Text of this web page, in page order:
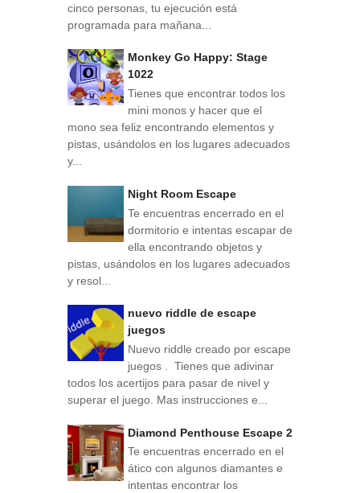
cinco personas, tu ejecución está
programada para mañana...
Monkey Go Happy: Stage
1022
Tienes que encontrar todos los
mini monos y hacer que el
mono sea feliz encontrando elementos y
pistas, usándolos en los lugares adecuados
y...
Night Room Escape
Te encuentras encerrado en el
dormitorio e intentas escapar de
ella encontrando objetos y
pistas, usándolos en los lugares adecuados
y resol...
nuevo riddle de escape
juegos
Nuevo riddle creado por escape
juegos . Tienes que adivinar
todos los acertijos para pasar de nivel y
superar el juego. Mas instrucciones e...
Diamond Penthouse Escape 2
Te encuentras encerrado en el
ático con algunos diamantes e
intentas encontrar los